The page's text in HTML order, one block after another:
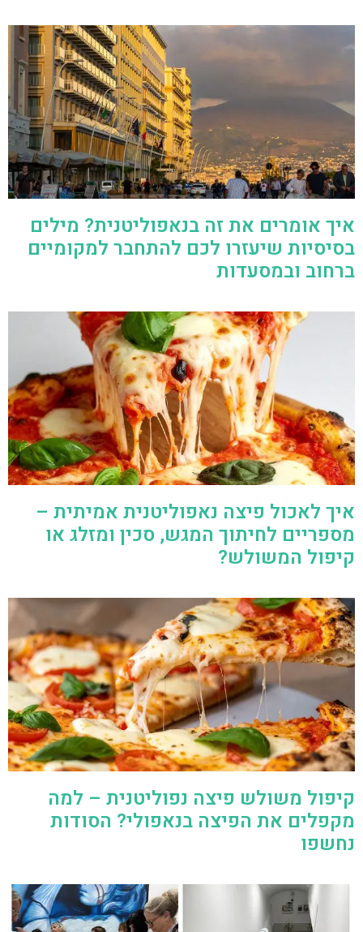
איך אומרים את זה בנאפוליטנית? מילים
בסיסיות שיעזרו לכם להתחבר למקומיים
ברחוב ובמסעדות
איך לאכול פיצה נאפוליטנית אמיתית –
מספריים לחיתוך המגש, סכין ומזלג או
קיפול המשולש?
קיפול משולש פיצה נפוליטנית – למה
מקפלים את הפיצה בנאפולי? הסודות
נחשפו